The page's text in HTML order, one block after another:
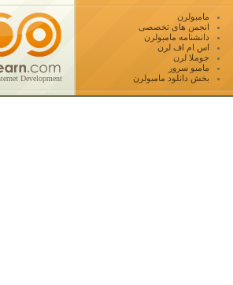
مامبولرن
انجمن های تخصصی
دانشنامه مامبولرن
اس ام اف لرن
جوملا لرن
مامبو سرور
بخش دانلود مامبولرن
Development